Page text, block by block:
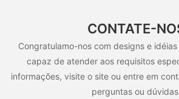
CONTATE-
Congratulamo-nos com designs e
capaz de atender aos requisitos
informações, visite o site ou entre em
perguntas ou